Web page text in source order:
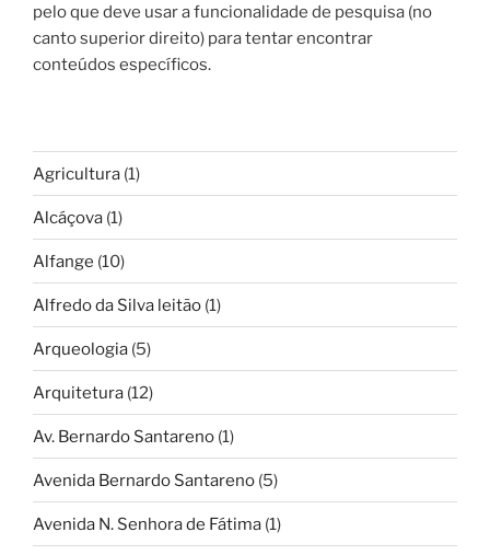
pelo que deve usar a funcionalidade de pesquisa (no
canto superior direito) para tentar encontrar
conteúdos específicos.
Agricultura (1)
Alcáçova (1)
Alfange (10)
Alfredo da Silva leitão (1)
Arqueologia (5)
Arquitetura (12)
Av. Bernardo Santareno (1)
Avenida Bernardo Santareno (5)
Avenida N. Senhora de Fátima (1)